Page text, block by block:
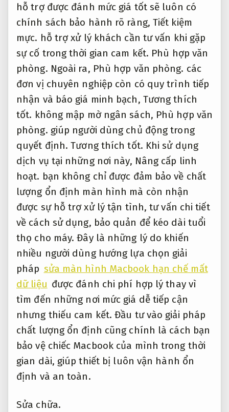
hỗ trợ được đánh mức giá tốt sẽ luôn có
chính sách bảo hành rõ ràng, Tiết kiệm
mực. hỗ trợ xử lý khách cần tư vấn khi gặp
sự cố trong thời gian cam kết. Phù hợp văn
phòng. Ngoài ra, Phù hợp văn phòng. các
đơn vị chuyên nghiệp còn có quy trình tiếp
nhận và báo giá minh bạch, Tương thích
tốt. không mập mờ ngân sách, Phù hợp văn
phòng. giúp người dùng chủ động trong
quyết định.Tương thích tốt. Khi sử dụng
dịch vụ tại những nơi này, Nâng cấp linh
hoạt. bạn không chỉ được đảm bảo về chất
lượng ổn định màn hình mà còn nhận
được sự hỗ trợ xử lý tận tình, tư vấn chi tiết
về cách sử dụng, bảo quản để kéo dài tuổi
thọ cho máy. Đây là những lý do khiến
nhiều người dùng hướng lựa chọn giải
pháp sửa màn hình Macbook hạn chế mất
dữ liệu được đánh chi phí hợp lý thay vì
tìm đến những nơi mức giá dễ tiếp cận
nhưng thiếu cam kết. Đầu tư vào giải pháp
chất lượng ổn định cũng chính là cách bạn
bảo vệ chiếc Macbook của mình trong thời
gian dài, giúp thiết bị luôn vận hành ổn
định và an toàn.
Sửa chữa.